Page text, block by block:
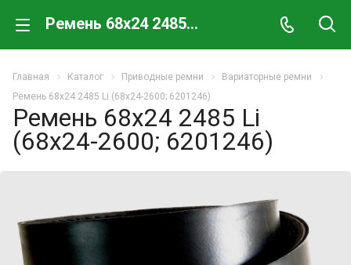
Ремень 68x24 2485 Li (68x24-2600; 6201246)
Главная Каталог Приводные ремни
Вариаторные ремни
Ремень 68x24 2485 Li (68x24-2600; 6201246)
Ремень 68x24 2485 Li
(68x24-2600; 6201246)